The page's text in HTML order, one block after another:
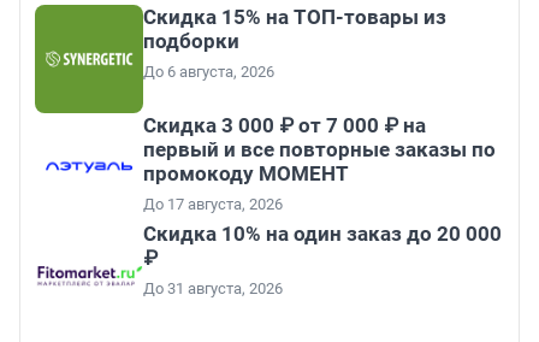
Скидка 15% на ТОП-товары из
подборки
До 6 августа, 2026
Скидка 3 000 ₽ от 7 000 ₽ на
первый и все повторные заказы по
промокоду МОМЕНТ
До 17 августа, 2026
Скидка 10% на один заказ до 20 000
₽
До 31 августа, 2026